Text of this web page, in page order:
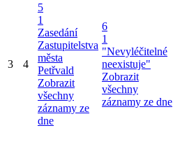
3 4
5
1
Zasedání
Zastupitelstva
města
Petřvald
Zobrazit
všechny
záznamy ze
dne
6
1
"Nevyléčitelné
neexistuje"
Zobrazit
všechny
záznamy ze dne